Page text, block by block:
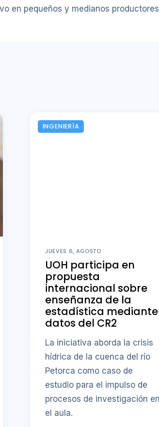
en pequeños y medianos
INGENIERÍA
JUEVES 6, AGOSTO
UOH participa en
propuesta
internacional sobre
enseñanza de la
estadística mediante
datos del CR2
La iniciativa aborda la crisis
hídrica de la cuenca del río
Petorca como caso de
estudio para el impulso de
procesos de investigación en
el aula.